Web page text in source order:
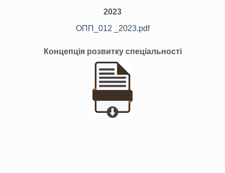
2023
ОПП_012 _2023.pdf
Концепція розвитку спеціальності